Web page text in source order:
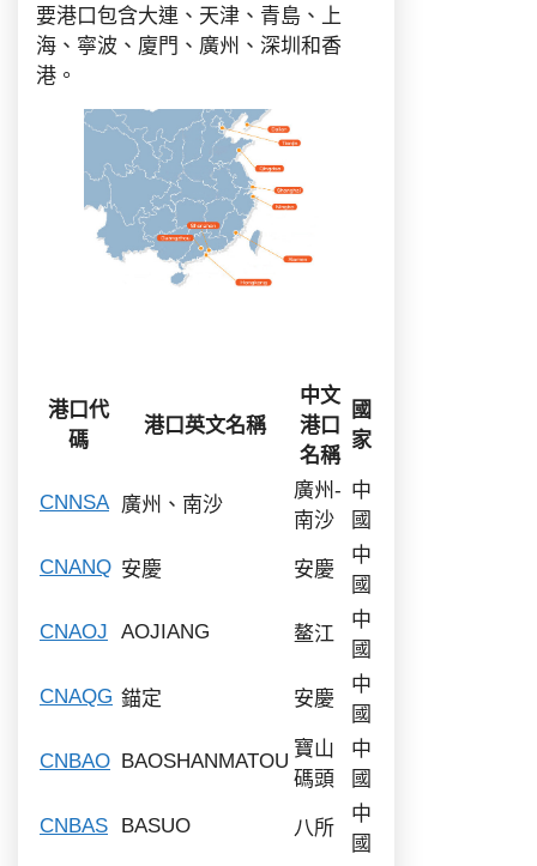
要港口包含大連、天津、青島、上
海、寧波、廈門、廣州、深圳和香
港。
港口代
碼
港口英文名稱
中文
港口
名稱
國
家
CNNSA 廣州、南沙
廣州-
南沙
中
國
CNANQ 安慶 安慶
中
國
CNAOJ AOJIANG 鳌江
中
國
CNAQG 錨定 安慶
中
國
CNBAO BAOSHANMATOU
寶山
碼頭
中
國
CNBAS BASUO 八所
中
國